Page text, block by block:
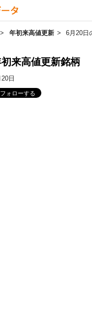
年初来高値更新 6月20日
来高値更新銘柄
日